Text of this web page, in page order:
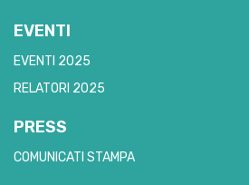
EVENTI
EVENTI 2025
RELATORI 2025
PRESS
COMUNICATI STAMPA